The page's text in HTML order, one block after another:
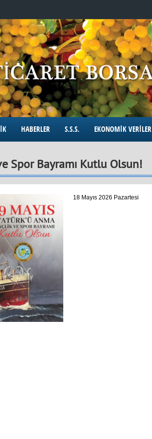
HABERLER S.S.S. EKONOMİK VERİLER
Spor Bayramı Kutlu Olsun!
18 Mayıs 2026 Pazartesi